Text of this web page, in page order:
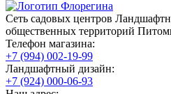
Сеть садовых центров
общественных территорий
Телефон магазина:
+7 (994) 002-19-99
Ландшафтный дизайн:
+7 (924) 000-06-93